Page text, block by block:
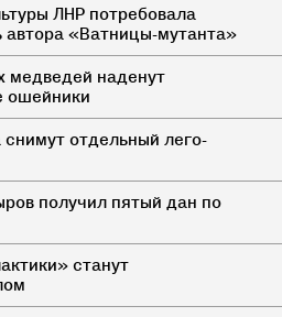
ЛНР потребовала
автора «Ватницы-мутанта»
медведей наденут
ошейники
отдельный лего-
получил пятый дан по
станут